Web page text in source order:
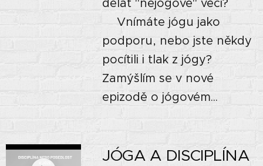
dělat "nejógové" věci?
⭐Vnímáte jógu jako
podporu, nebo jste někdy
pocítili i tlak z jógy?
Zamýšlím se v nové
epizodě o jógovém...
JÓGA A DISCIPLÍNA